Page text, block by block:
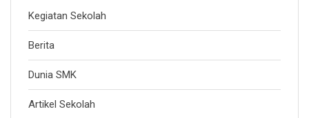
Kegiatan Sekolah
Berita
Dunia SMK
Artikel Sekolah